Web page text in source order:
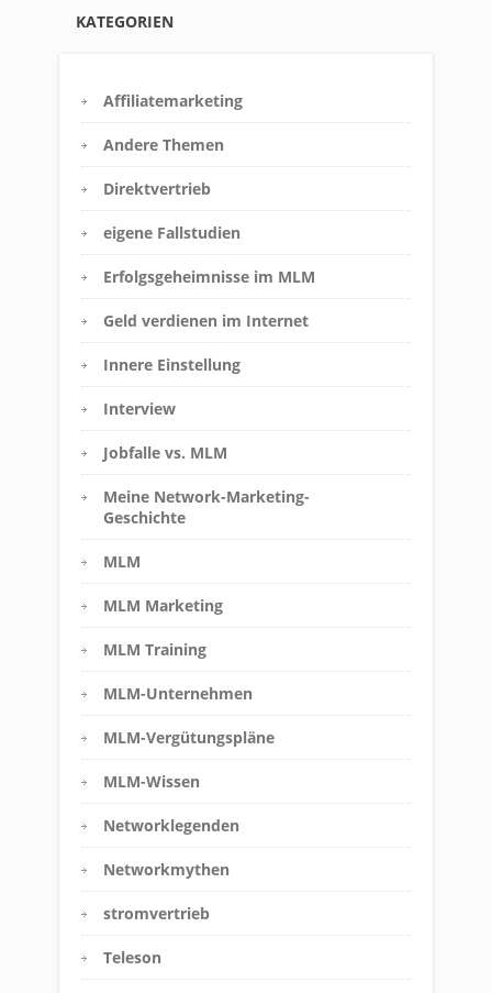
KATEGORIEN
Affiliatemarketing
Andere Themen
Direktvertrieb
eigene Fallstudien
Erfolgsgeheimnisse im MLM
Geld verdienen im Internet
Innere Einstellung
Interview
Jobfalle vs. MLM
Meine Network-Marketing-
Geschichte
MLM
MLM Marketing
MLM Training
MLM-Unternehmen
MLM-Vergütungspläne
MLM-Wissen
Networklegenden
Networkmythen
stromvertrieb
Teleson